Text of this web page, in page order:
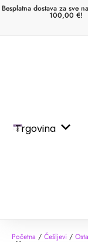
Besplatna dostava za sve
100,00 €!
Trgovina
Početna / Češljevi /